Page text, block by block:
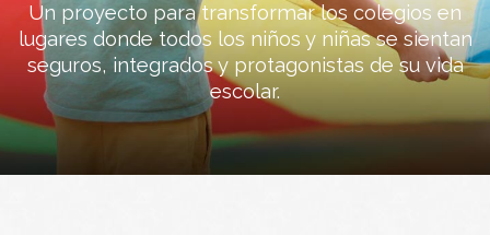
Un proyecto para transformar los colegios en
lugares donde todos los niños y niñas se sientan
seguros, integrados y protagonistas de su vida
escolar.